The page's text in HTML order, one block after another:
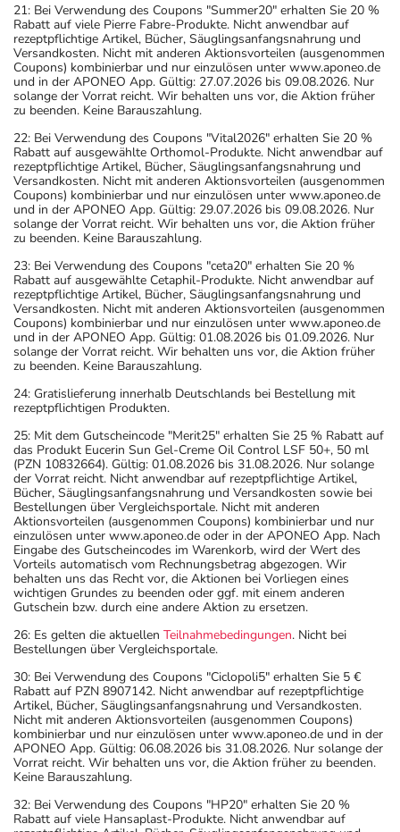
21: Bei Verwendung des Coupons "Summer20" erhalten Sie 20 %
Rabatt auf viele Pierre Fabre-Produkte. Nicht anwendbar auf
rezeptpflichtige Artikel, Bücher, Säuglingsanfangsnahrung und
Versandkosten. Nicht mit anderen Aktionsvorteilen (ausgenommen
Coupons) kombinierbar und nur einzulösen unter www.aponeo.de
und in der APONEO App. Gültig: 27.07.2026 bis 09.08.2026. Nur
solange der Vorrat reicht. Wir behalten uns vor, die Aktion früher
zu beenden. Keine Barauszahlung.
22: Bei Verwendung des Coupons "Vital2026" erhalten Sie 20 %
Rabatt auf ausgewählte Orthomol-Produkte. Nicht anwendbar auf
rezeptpflichtige Artikel, Bücher, Säuglingsanfangsnahrung und
Versandkosten. Nicht mit anderen Aktionsvorteilen (ausgenommen
Coupons) kombinierbar und nur einzulösen unter www.aponeo.de
und in der APONEO App. Gültig: 29.07.2026 bis 09.08.2026. Nur
solange der Vorrat reicht. Wir behalten uns vor, die Aktion früher
zu beenden. Keine Barauszahlung.
23: Bei Verwendung des Coupons "ceta20" erhalten Sie 20 %
Rabatt auf ausgewählte Cetaphil-Produkte. Nicht anwendbar auf
rezeptpflichtige Artikel, Bücher, Säuglingsanfangsnahrung und
Versandkosten. Nicht mit anderen Aktionsvorteilen (ausgenommen
Coupons) kombinierbar und nur einzulösen unter www.aponeo.de
und in der APONEO App. Gültig: 01.08.2026 bis 01.09.2026. Nur
solange der Vorrat reicht. Wir behalten uns vor, die Aktion früher
zu beenden. Keine Barauszahlung.
24: Gratislieferung innerhalb Deutschlands bei Bestellung mit
rezeptpflichtigen Produkten.
25: Mit dem Gutscheincode "Merit25" erhalten Sie 25 % Rabatt auf
das Produkt Eucerin Sun Gel-Creme Oil Control LSF 50+, 50 ml
(PZN 10832664). Gültig: 01.08.2026 bis 31.08.2026. Nur solange
der Vorrat reicht. Nicht anwendbar auf rezeptpflichtige Artikel,
Bücher, Säuglingsanfangsnahrung und Versandkosten sowie bei
Bestellungen über Vergleichsportale. Nicht mit anderen
Aktionsvorteilen (ausgenommen Coupons) kombinierbar und nur
einzulösen unter www.aponeo.de oder in der APONEO App. Nach
Eingabe des Gutscheincodes im Warenkorb, wird der Wert des
Vorteils automatisch vom Rechnungsbetrag abgezogen. Wir
behalten uns das Recht vor, die Aktionen bei Vorliegen eines
wichtigen Grundes zu beenden oder ggf. mit einem anderen
Gutschein bzw. durch eine andere Aktion zu ersetzen.
26: Es gelten die aktuellen Teilnahmebedingungen. Nicht bei
Bestellungen über Vergleichsportale.
30: Bei Verwendung des Coupons "Ciclopoli5" erhalten Sie 5 €
Rabatt auf PZN 8907142. Nicht anwendbar auf rezeptpflichtige
Artikel, Bücher, Säuglingsanfangsnahrung und Versandkosten.
Nicht mit anderen Aktionsvorteilen (ausgenommen Coupons)
kombinierbar und nur einzulösen unter www.aponeo.de und in der
APONEO App. Gültig: 06.08.2026 bis 31.08.2026. Nur solange der
Vorrat reicht. Wir behalten uns vor, die Aktion früher zu beenden.
Keine Barauszahlung.
32: Bei Verwendung des Coupons "HP20" erhalten Sie 20 %
Rabatt auf viele Hansaplast-Produkte. Nicht anwendbar auf